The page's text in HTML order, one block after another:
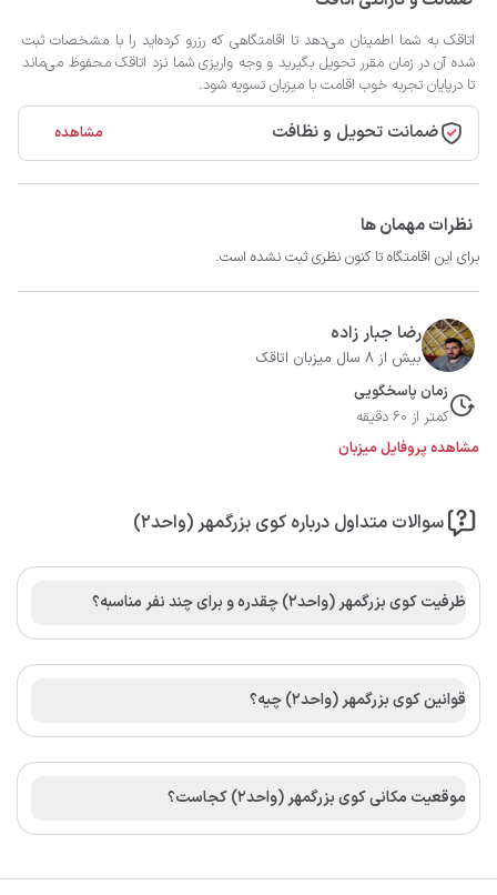
اتاقک به شما اطمینان می‌دهد تا اقامتگاهی که رزرو کرده‌اید را با مشخصات ثبت
شده آن در زمان مقرر تحویل بگیرید و وجه واریزی شما نزد اتاقک محفوظ می‌ماند
تا درپایان تجربه خوب اقامت با میزبان تسویه شود.
ضمانت تحویل و نظافت مشاهده
نظرات مهمان ها
برای این اقامتگاه تا کنون نظری ثبت نشده است.
رضا جبار زاده
بیش از 8 سال میزبان اتاقک
زمان پاسخگویی
کمتر از 60 دقیقه
مشاهده پروفایل میزبان
سوالات متداول درباره کوی بزرگمهر (واحد۲)
ظرفیت کوی بزرگمهر (واحد۲) چقدره و برای چند نفر مناسبه؟
قوانین کوی بزرگمهر (واحد۲) چیه؟
موقعیت مکانی کوی بزرگمهر (واحد۲) کجاست؟